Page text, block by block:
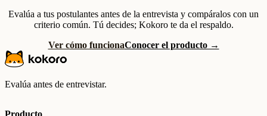
Evalúa a tus postulantes antes de la entrevista y compáralos con un
criterio común. Tú decides; Kokoro te da el respaldo.
Ver cómo funcionaConocer el producto →
Evalúa antes de entrevistar.
Producto